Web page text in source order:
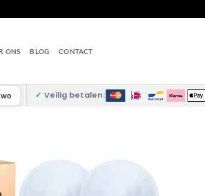
ONS BLOG CONTACT
✓ Veilig betalen: